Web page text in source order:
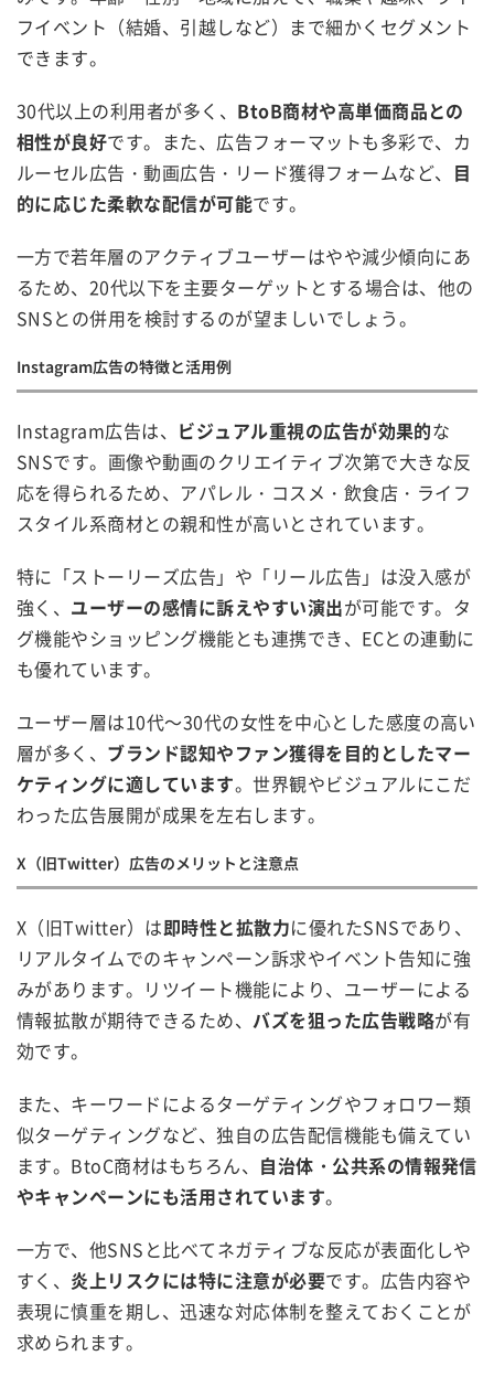
フイベント（結婚、引越しなど）まで細かくセグメント
できます。
30代以上の利用者が多く、 BtoB商材や高単価商品との
相性が良好です。また、広告フォーマットも多彩で、カ
ルーセル広告・動画広告・リード獲得フォームなど、
目
的に応じた柔軟な配信が可能です。
一方で若年層のアクティブユーザーはやや減少傾向にあ
るため、20代以下を主要ターゲットとする場合は、他の
SNSとの併用を検討するのが望ましいでしょう。
Instagram広告の特徴と活用例
Instagram広告は、 ビジュアル重視の広告が効果的な
SNSです。画像や動画のクリエイティブ次第で大きな反
応を得られるため、アパレル・コスメ・飲食店・ライフ
スタイル系商材との親和性が高いとされています。
特に「ストーリーズ広告」や「リール広告」は没入感が
強く、 ユーザーの感情に訴えやすい演出が可能です。タ
グ機能やショッピング機能とも連携でき、ECとの連動に
も優れています。
ユーザー層は10代～30代の女性を中心とした感度の高い
層が多く、 ブランド認知やファン獲得を目的としたマー
ケティングに適しています。世界観やビジュアルにこだ
わった広告展開が成果を左右します。
X（旧Twitter）広告のメリットと注意点
X（旧Twitter）は即時性と拡散力に優れたSNSであり、
リアルタイムでのキャンペーン訴求やイベント告知に強
みがあります。リツイート機能により、ユーザーによる
情報拡散が期待できるため、 バズを狙った広告戦略が有
効です。
また、キーワードによるターゲティングやフォロワー類
似ターゲティングなど、独自の広告配信機能も備えてい
ます。BtoC商材はもちろん、 自治体・公共系の情報発信
やキャンペーンにも活用されています。
一方で、他SNSと比べてネガティブな反応が表面化しや
すく、 炎上リスクには特に注意が必要です。広告内容や
表現に慎重を期し、迅速な対応体制を整えておくことが
求められます。